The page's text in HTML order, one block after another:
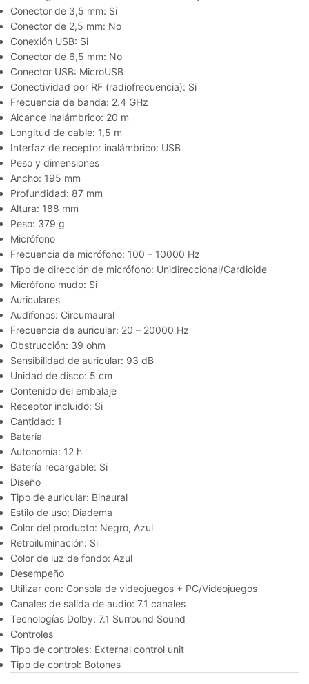
Conector de 3,5 mm: Si
Conector de 2,5 mm: No
Conexión USB: Si
Conector de 6,5 mm: No
Conector USB: MicroUSB
Conectividad por RF (radiofrecuencia): Si
Frecuencia de banda: 2.4 GHz
Alcance inalámbrico: 20 m
Longitud de cable: 1,5 m
Interfaz de receptor inalámbrico: USB
Peso y dimensiones
Ancho: 195 mm
Profundidad: 87 mm
Altura: 188 mm
Peso: 379 g
Micrófono
Frecuencia de micrófono: 100 – 10000 Hz
Tipo de dirección de micrófono: Unidireccional/Cardioide
Micrófono mudo: Si
Auriculares
Audifonos: Circumaural
Frecuencia de auricular: 20 – 20000 Hz
Obstrucción: 39 ohm
Sensibilidad de auricular: 93 dB
Unidad de disco: 5 cm
Contenido del embalaje
Receptor incluido: Si
Cantidad: 1
Batería
Autonomía: 12 h
Batería recargable: Si
Diseño
Tipo de auricular: Binaural
Estilo de uso: Diadema
Color del producto: Negro, Azul
Retroiluminación: Si
Color de luz de fondo: Azul
Desempeño
Utilizar con: Consola de videojuegos + PC/Videojuegos
Canales de salida de audio: 7.1 canales
Tecnologías Dolby: 7.1 Surround Sound
Controles
Tipo de controles: External control unit
Tipo de control: Botones